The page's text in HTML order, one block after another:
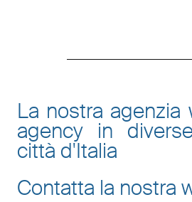
La nostra agenzia
agency in
città d'Italia
Contatta la nostra